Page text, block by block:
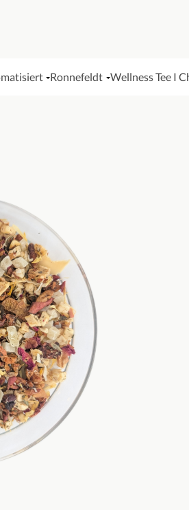
Ronnefeldt Wellness Tee I